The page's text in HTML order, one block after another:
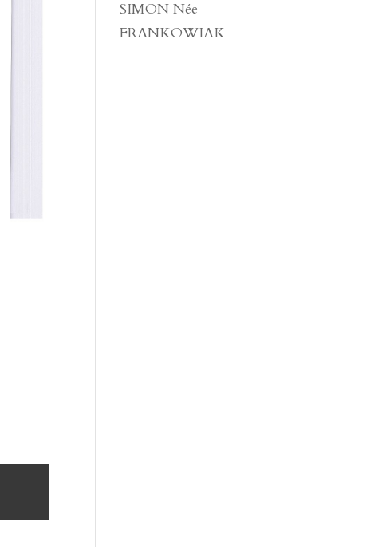
SIMON Née
FRANKOWIAK